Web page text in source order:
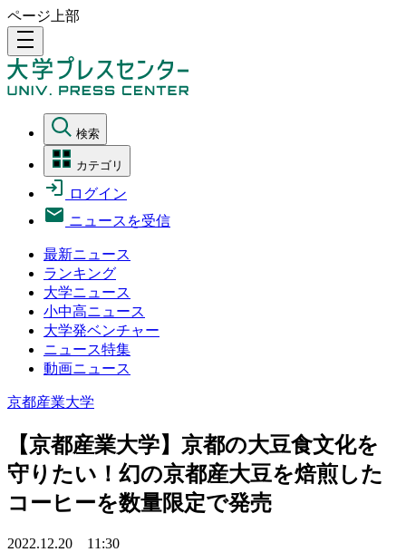
ページ上部
density_medium
検索
カテゴリ
ログイン
ニュースを受信
最新ニュース
ランキング
大学ニュース
小中高ニュース
大学発ベンチャー
ニュース特集
動画ニュース
京都産業大学
【京都産業大学】京都の大豆食文化を
守りたい！幻の京都産大豆を焙煎した
コーヒーを数量限定で発売
2022.12.20 11:30